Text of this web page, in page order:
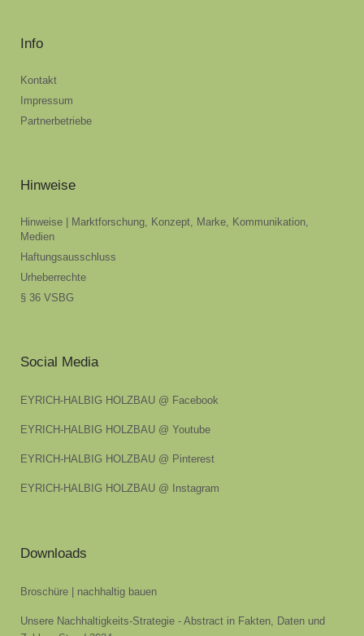
Info
Kontakt
Impressum
Partnerbetriebe
Hinweise
Hinweise | Marktforschung, Konzept, Marke, Kommunikation,
Medien
Haftungsausschluss
Urheberrechte
§ 36 VSBG
Social Media
EYRICH-HALBIG HOLZBAU @ Facebook
EYRICH-HALBIG HOLZBAU @ Youtube
EYRICH-HALBIG HOLZBAU @ Pinterest
EYRICH-HALBIG HOLZBAU @ Instagram
Downloads
Broschüre | nachhaltig bauen
Unsere Nachhaltigkeits-Strategie - Abstract in Fakten, Daten und